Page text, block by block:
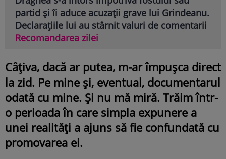
partid și îi aduce acuzații grave lui Grindeanu.
Declarațiile lui au stârnit valuri de comentarii
Recomandarea zilei
Câțiva, dacă ar putea, m-ar împușca direct
la zid. Pe mine și, eventual, documentarul
odată cu mine. Și nu mă miră. Trăim într-
o perioada în care simpla expunere a
unei realități a ajuns să fie confundată cu
promovarea ei.